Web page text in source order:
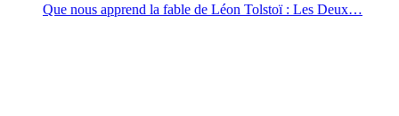
Que nous apprend la fable de Léon Tolstoï : Les Deux…